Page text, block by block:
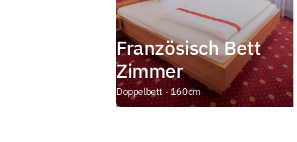
Französisch Bett
Zimmer
Doppelbett - 160cm